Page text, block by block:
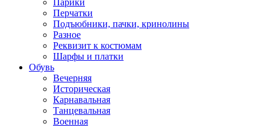
Парики
Перчатки
Подъюбники, пачки, кринолины
Разное
Реквизит к костюмам
Шарфы и платки
Обувь
Вечерняя
Историческая
Карнавальная
Танцевальная
Военная